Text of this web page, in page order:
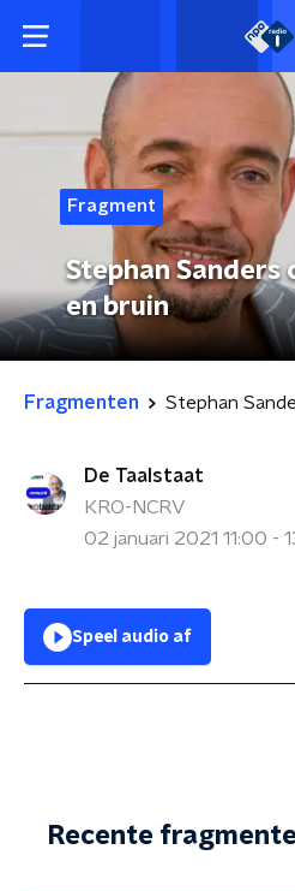
Fragment
Stephan
en bruin
Fragmenten
De Taalstaat
KRO-NCRV
02 januari 2021 11:00 -
Speel audio af
Recente